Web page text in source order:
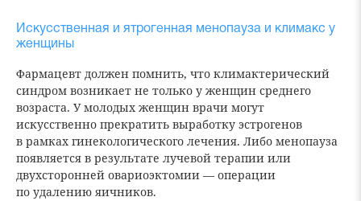
Искусственная и ятрогенная менопауза и климакс у
женщины
Фармацевт должен помнить, что климактерический
синдром возникает не только у женщин среднего
возраста. У молодых женщин врачи могут
искусственно прекратить выработку эстрогенов
в рамках гинекологического лечения. Либо менопауза
появляется в результате лучевой терапии или
двухсторонней овариоэктомии — операции
по удалению яичников.